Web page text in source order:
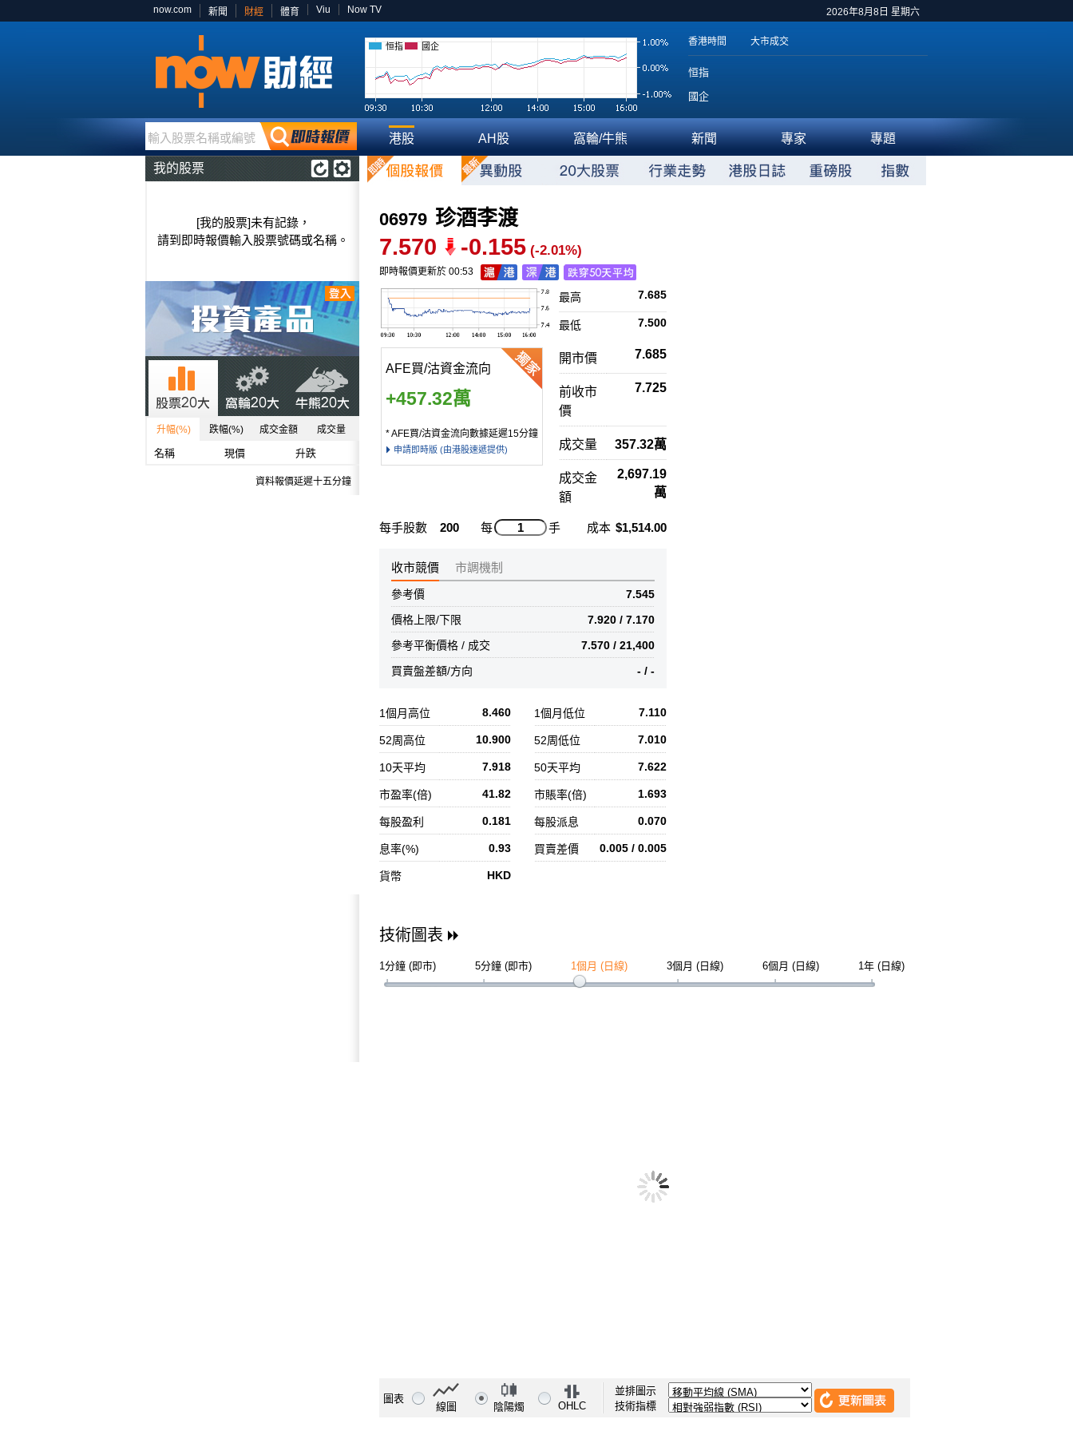
2026年8月8日 星期六
now.com 新聞 財經 體育 Viu Now TV
恒指 國企 香港時間 大市成交
恒指
國企
輸入股票名稱或編號 港股 AH股 窩輪/牛熊 新聞 專家 專題
我的股票
[我的股票]未有記錄，
請到即時報價輸入股票號碼或名稱。
升幅(%) 跌幅(%) 成交金額 成交量
名稱 現價 升跌
資料報價延遲十五分鐘
06979 珍酒李渡
7.570 -0.155 (-2.01%)
即時報價更新於 00:53
7.685
最高
7.500
最低
AFE買/沽資金流向
+457.32萬
* AFE買/沽資金流向數據延遲15分鐘
申請即時版 (由港股速遞提供)
開市價 7.685
前收市
價
7.725
成交量 357.32萬
成交金
額
2,697.19
萬
每手股數 200 每 手 成本 $1,514.00
收市競價 市調機制
7.545
參考價
7.920 / 7.170
價格上限/下限
7.570 / 21,400
參考平衡價格 / 成交
- / -
買賣盤差額/方向
1個月高位 8.460 1個月低位 7.110
52周高位 10.900 52周低位 7.010
10天平均 7.918 50天平均 7.622
市盈率(倍) 41.82 市賬率(倍) 1.693
每股盈利 0.181 每股派息 0.070
息率(%) 0.93 買賣差價 0.005 / 0.005
貨幣 HKD
技術圖表
1分鐘 (即市) 5分鐘 (即市) 1個月 (日線) 3個月 (日線) 6個月 (日線) 1年 (日線)
圖表
線圖 陰陽燭 OHLC
並排圖示
技術指標